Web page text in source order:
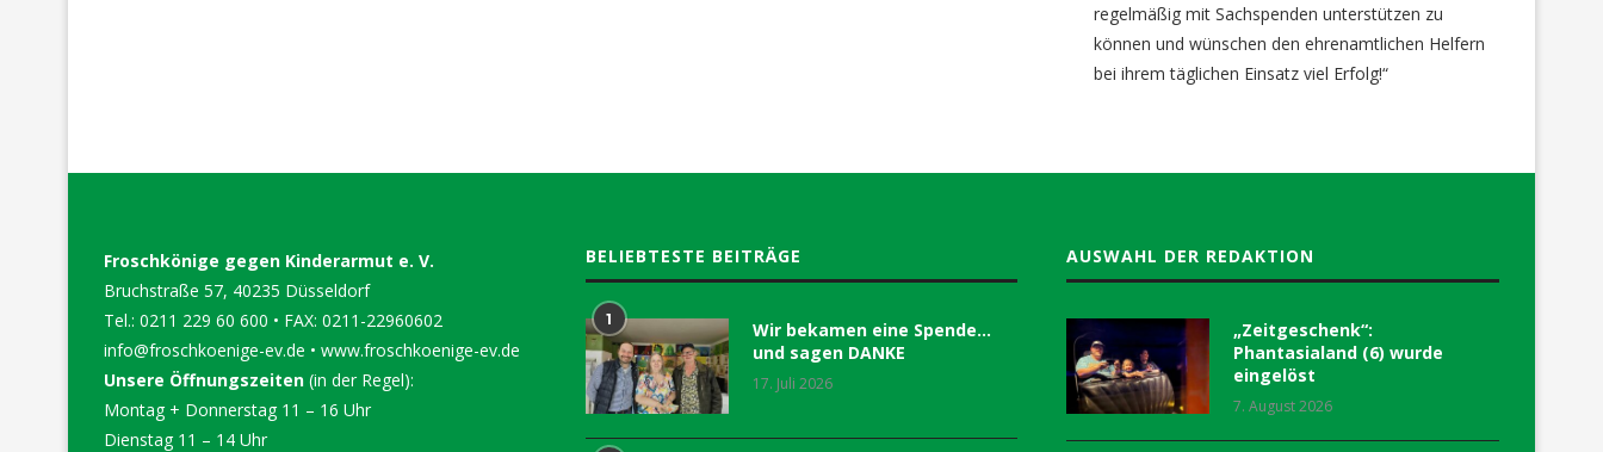
regelmäßig mit Sachspenden unterstützen zu
können und wünschen den ehrenamtlichen Helfern
bei ihrem täglichen Einsatz viel Erfolg!“
Froschkönige gegen Kinderarmut e. V.
Bruchstraße 57, 40235 Düsseldorf
Tel.: 0211 229 60 600 • FAX: 0211-22960602
info@froschkoenige-ev.de • www.froschkoenige-ev.de
Unsere Öffnungszeiten (in der Regel):
Montag + Donnerstag 11 – 16 Uhr
Dienstag 11 – 14 Uhr
BELIEBTESTE BEITRÄGE
1
Wir bekamen eine Spende…
und sagen DANKE
17. Juli 2026
AUSWAHL DER REDAKTION
„Zeitgeschenk“:
Phantasialand (6) wurde
eingelöst
7. August 2026